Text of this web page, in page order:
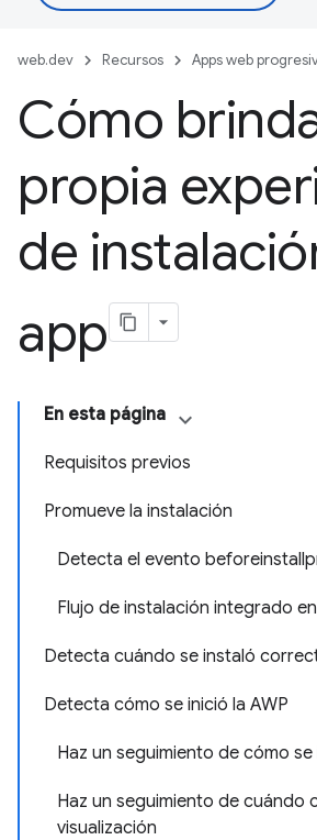
web.dev Recursos Apps web
Cómo
propia
de
app
En esta página
Requisitos previos
Promueve la instalación
Detecta el evento
Flujo de instalación integrado
Detecta cuándo se instaló
Detecta cómo se inició la AWP
Haz un seguimiento de cómo se
Haz un seguimiento de cuándo
visualización